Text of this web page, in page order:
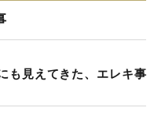
も見えてきた、エレキ事